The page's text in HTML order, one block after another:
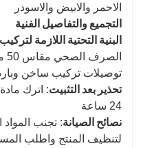
الاحمر والابيض والاسودر
التجميع والتفاصيل الفنية
البنية التحتية اللازمة
توصيلات تركيب ساخن
تحذير بعد التثبيت
24 ساعة
نصائح الصيانة: تجنب
لتنظيف المنتج واطلب